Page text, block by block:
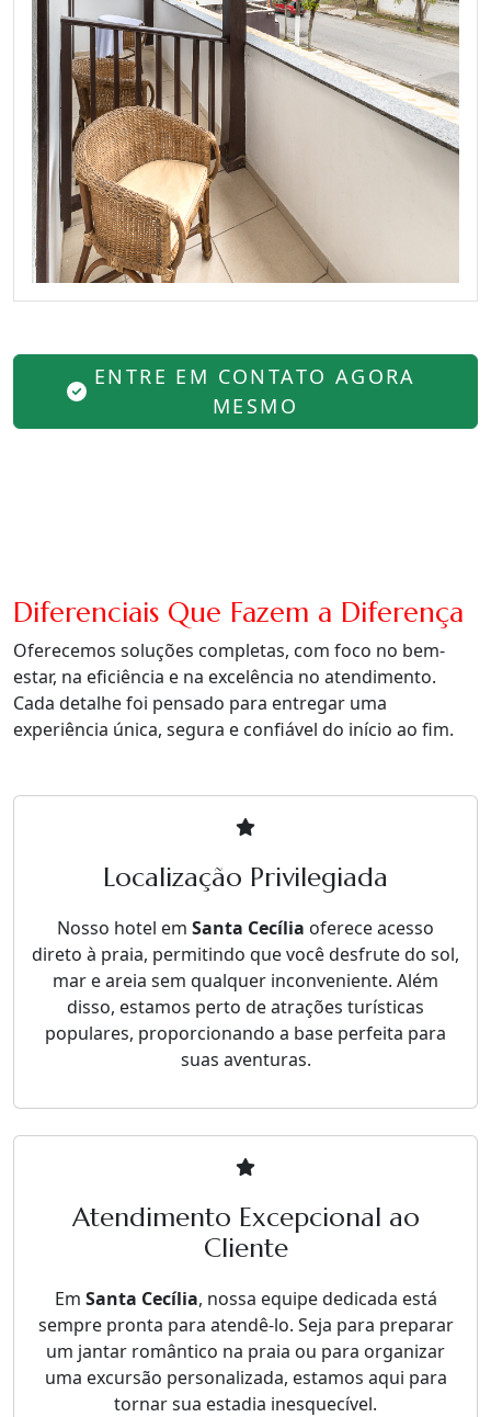
ENTRE EM CONTATO AGORA
MESMO
Diferenciais Que Fazem a Diferença
Oferecemos soluções completas, com foco no bem-
estar, na eficiência e na excelência no atendimento.
Cada detalhe foi pensado para entregar uma
experiência única, segura e confiável do início ao fim.
Localização Privilegiada
Nosso hotel em Santa Cecília oferece acesso
direto à praia, permitindo que você desfrute do sol,
mar e areia sem qualquer inconveniente. Além
disso, estamos perto de atrações turísticas
populares, proporcionando a base perfeita para
suas aventuras.
Atendimento Excepcional ao
Cliente
Em Santa Cecília, nossa equipe dedicada está
sempre pronta para atendê-lo. Seja para preparar
um jantar romântico na praia ou para organizar
uma excursão personalizada, estamos aqui para
tornar sua estadia inesquecível.